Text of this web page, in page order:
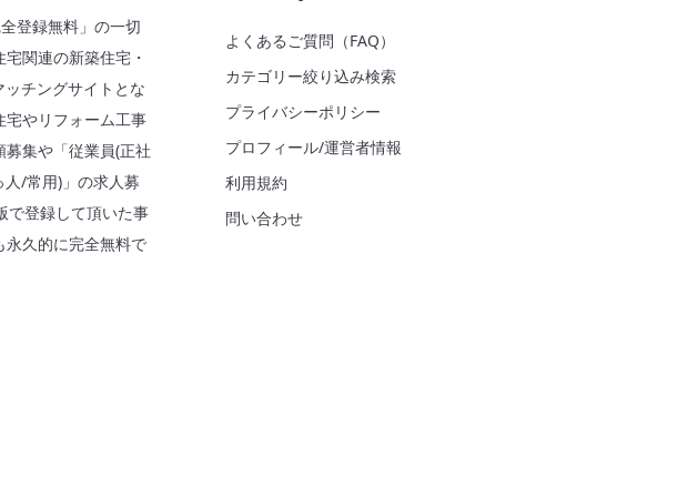
登録無料」の一切
関連の新築住宅・
ッチングサイトとな
宅やリフォーム工事
集や「従業員(正社
/常用)」の求人募
で登録して頂いた事
永久的に完全無料で
よくあるご質問（FAQ）
カテゴリー絞り込み検索
プライバシーポリシー
プロフィール/運営者情報
利用規約
問い合わせ